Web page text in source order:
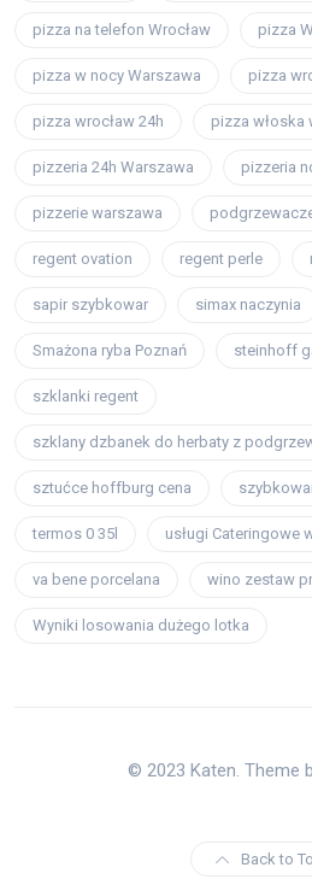
pizza na telefon Wrocław pizza
pizza w nocy Warszawa pizza
pizza wrocław 24h pizza włoska
pizzeria 24h Warszawa pizzeria
pizzerie warszawa
regent ovation regent perle
sapir szybkowar simax naczynia
Smażona ryba Poznań steinhoff
szklanki regent
szklany dzbanek do herbaty z
sztućce hoffburg cena
termos 0 35l usługi Cateringowe
va bene porcelana wino zestaw
Wyniki losowania dużego lotka
© 2023 Katen. Theme
Back to